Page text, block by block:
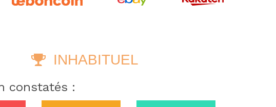
INHABITUEL
constatés :